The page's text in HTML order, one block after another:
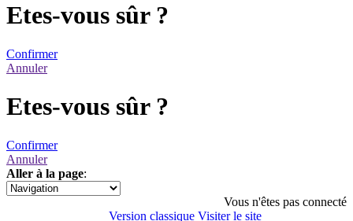
Etes-vous sûr ?
Confirmer
Annuler
Etes-vous sûr ?
Confirmer
Annuler
Aller à la page:
1
Vous n'êtes pas connecté
Version classique Visiter le site